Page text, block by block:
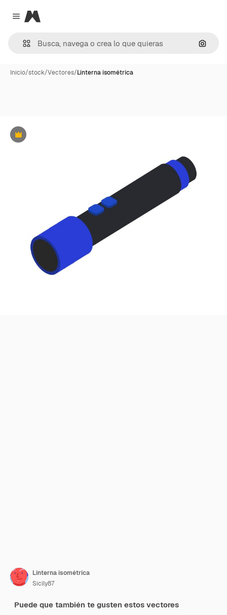
Close menu
Magnific
Inicio/stock/Vectores/Linterna isométrica
Premium
Linterna isométrica
Sicily87
Puede que también te gusten estos vectores